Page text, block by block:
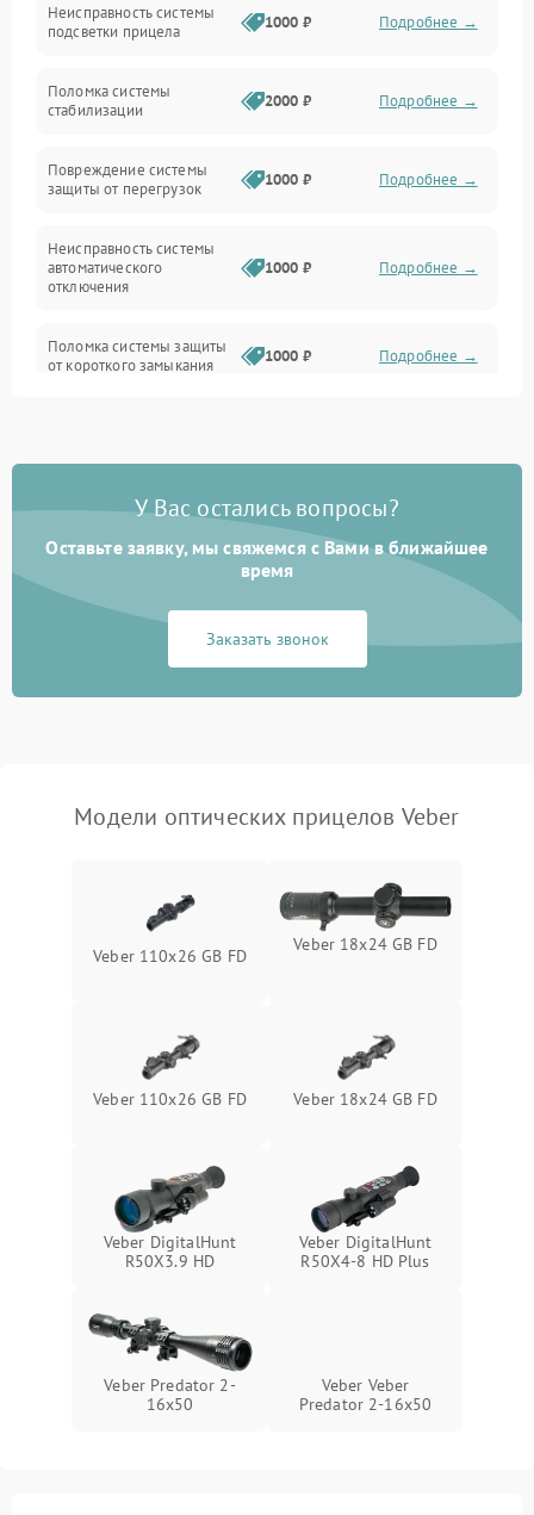
Неисправность фокусировки и оптики
Электропитание
Механика
Корпус/Герметичность
Неисправность системы
подсветки прицела
1000 ₽ Подробнее →
Поломка системы
стабилизации
2000 ₽ Подробнее →
Повреждение системы
защиты от перегрузок
1000 ₽ Подробнее →
Неисправность системы
автоматического
отключения
1000 ₽ Подробнее →
Поломка системы защиты
от короткого замыкания
1000 ₽ Подробнее →
Неисправность системы
перенапряжения
1000 ₽ Подробнее →
Неисправность системы
защиты от замыкания
1000 ₽
защиты от перегрева
У Вас остались вопросы?
Оставьте заявку, мы свяжемся с Вами в ближайшее
время
Заказать звонок
Модели оптических прицелов Veber
Veber 110x26 GB FD
Veber 18x24 GB FD
Veber 110х26 GB FD Veber 18x24 GB FD
Veber DigitalHunt
R50X3.9 HD
Veber DigitalHunt
R50X4-8 HD Plus
Veber Predator 2-
16x50
Veber Veber
Predator 2-16x50